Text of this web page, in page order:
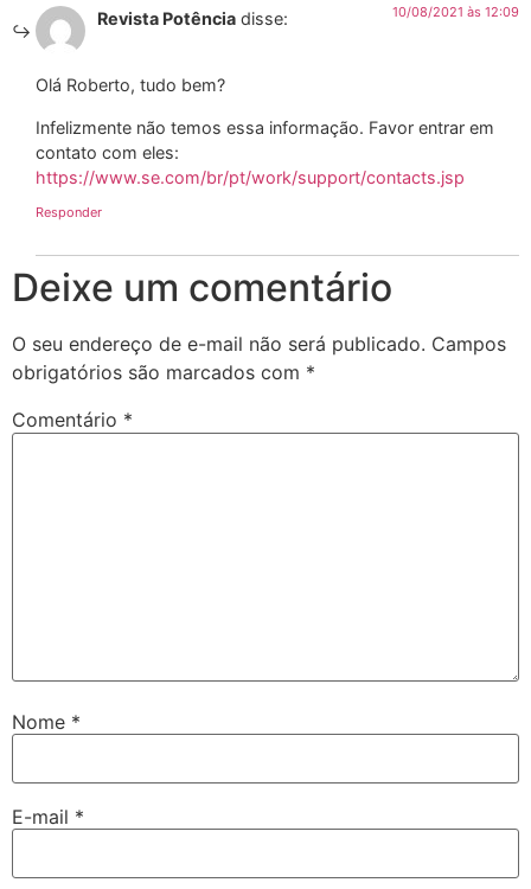
Revista Potência disse: 10/08/2021 às 12:09
Olá Roberto, tudo bem?
Infelizmente não temos essa informação. Favor entrar em
contato com eles:
https://www.se.com/br/pt/work/support/contacts.jsp
Responder
Deixe um comentário
O seu endereço de e-mail não será publicado. Campos
obrigatórios são marcados com *
Comentário *
Nome *
E-mail *